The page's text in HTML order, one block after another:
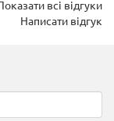
всі відгуки
Написати відгук